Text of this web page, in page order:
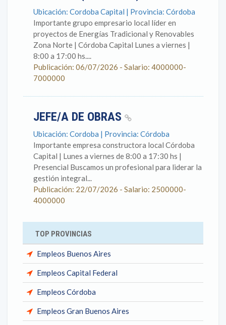
Ubicación: Cordoba Capital | Provincia: Córdoba
Importante grupo empresario local líder en
proyectos de Energías Tradicional y Renovables
Zona Norte | Córdoba Capital Lunes a viernes |
8:00 a 17:00 hs....
Publicación: 06/07/2026 - Salario: 4000000-
7000000
JEFE/A DE OBRAS
Ubicación: Cordoba | Provincia: Córdoba
Importante empresa constructora local Córdoba
Capital | Lunes a viernes de 8:00 a 17:30 hs |
Presencial Buscamos un profesional para liderar la
gestión integral...
Publicación: 22/07/2026 - Salario: 2500000-
4000000
TOP PROVINCIAS
Empleos Buenos Aires
Empleos Capital Federal
Empleos Córdoba
Empleos Gran Buenos Aires